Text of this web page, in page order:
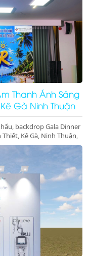
Thanh Ánh Sáng
Gà Ninh Thuận
backdrop Gala Dinner
Kê Gà, Ninh Thuận,
tốt. Gọi ngay!